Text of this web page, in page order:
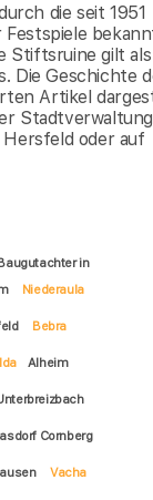
die seit 1951
Stiftsruine gilt als
Die Geschichte
Artikel
Hersfeld oder auf
in
Niederaula
Bebra
Alheim
Cornberg
Vacha